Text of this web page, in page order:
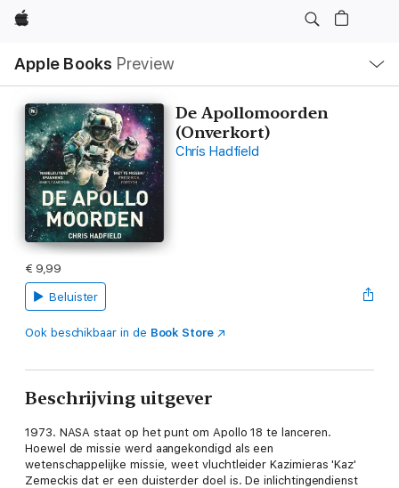
Apple
Apple Books Preview
lokaal
navigatiemenu
De Apollomoorden
(Onverkort)
Chris Hadfield
€ 9,99
Beluister
Ook beschikbaar in de Book Store
Beschrijving uitgever
1973. NASA staat op het punt om Apollo 18 te lanceren.
Hoewel de missie werd aangekondigd als een
wetenschappelijke missie, weet vluchtleider Kazimieras 'Kaz'
Zemeckis dat er een duisterder doel is. De inlichtingendienst